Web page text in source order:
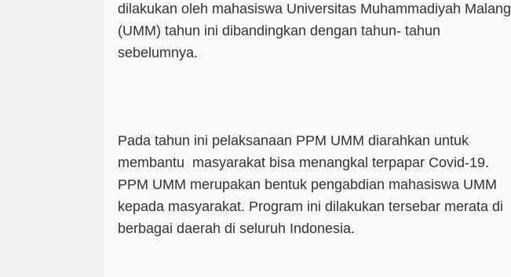
dilakukan oleh mahasiswa Universitas Muhammadiyah Malang
(UMM) tahun ini dibandingkan dengan tahun- tahun
sebelumnya.
Pada tahun ini pelaksanaan PPM UMM diarahkan untuk
membantu masyarakat bisa menangkal terpapar Covid-19.
PPM UMM merupakan bentuk pengabdian mahasiswa UMM
kepada masyarakat. Program ini dilakukan tersebar merata di
berbagai daerah di seluruh Indonesia.